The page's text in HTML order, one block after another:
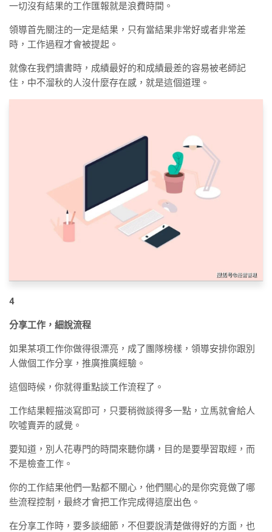
一切沒有結果的工作匯報就是浪費時間。
領導首先關注的一定是結果，只有當結果非常好或者非常差
時，工作過程才會被提起。
就像在我們讀書時，成績最好的和成績最差的容易被老師記
住，中不溜秋的人沒什麼存在感，就是這個道理。
4
分享工作，細說流程
如果某項工作你做得很漂亮，成了團隊榜樣，領導安排你跟別
人做個工作分享，推廣推廣經驗。
這個時候，你就得重點談工作流程了。
工作結果輕描淡寫即可，只要稍微談得多一點，立馬就會給人
吹噓賣弄的感覺。
要知道，別人花專門的時間來聽你講，目的是要學習取經，而
不是檢查工作。
你的工作結果他們一點都不關心，他們關心的是你究竟做了哪
些流程控制，最終才會把工作完成得這麼出色。
在分享工作時，要多談細節，不但要說清楚做得好的方面，也